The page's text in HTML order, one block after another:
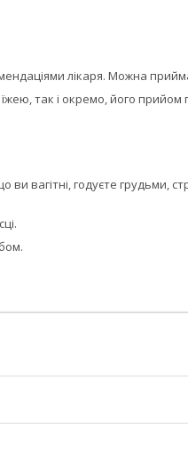
лікаря. Можна
так і окремо, його прийом
ви вагітні, годуєте